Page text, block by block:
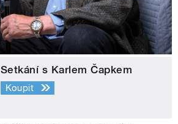
Setkání s Karlem Čapkem
Koupit